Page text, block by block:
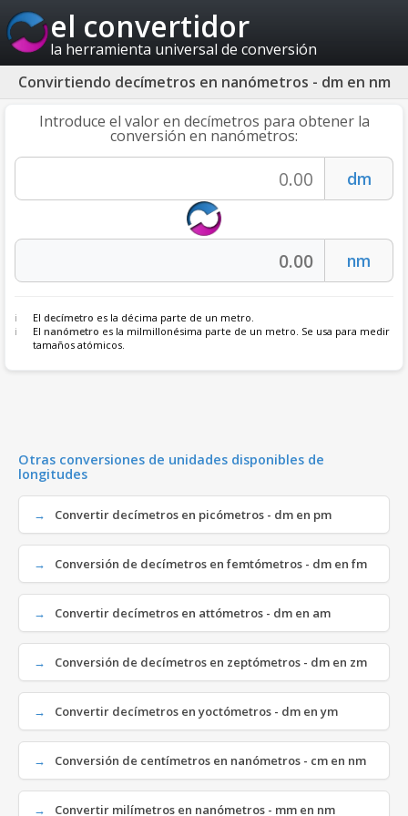
el convertidor
la herramienta universal de conversión
Convirtiendo decímetros en nanómetros - dm en nm
Introduce el valor en decímetros para obtener la
conversión en nanómetros:
El decímetro es la décima parte de un metro.
El nanómetro es la milmillonésima parte de un metro. Se usa para medir
tamaños atómicos.
Otras conversiones de unidades disponibles de
longitudes
Convertir decímetros en picómetros - dm en pm
Conversión de decímetros en femtómetros - dm en fm
Convertir decímetros en attómetros - dm en am
Conversión de decímetros en zeptómetros - dm en zm
Convertir decímetros en yoctómetros - dm en ym
Conversión de centímetros en nanómetros - cm en nm
Convertir milímetros en nanómetros - mm en nm